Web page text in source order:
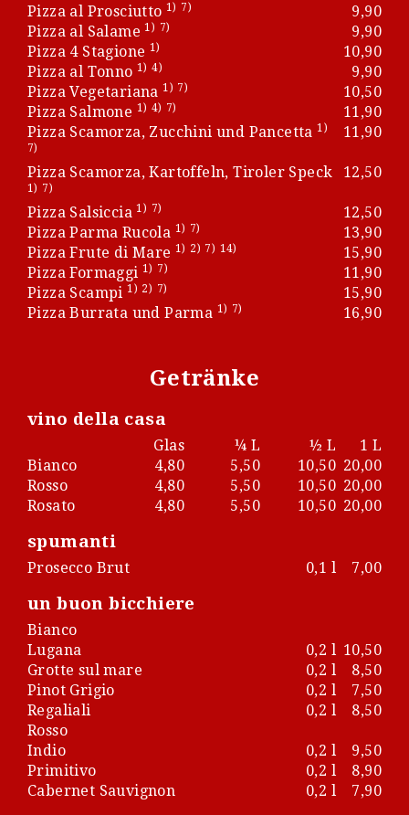
Pizza al Prosciutto 1) 7)
9,90
Pizza al Salame 1) 7)
9,90
Pizza 4 Stagione 1)
10,90
Pizza al Tonno 1) 4)
9,90
Pizza Vegetariana 1) 7)
10,50
Pizza Salmone 1) 4) 7)
11,90
Pizza Scamorza, Zucchini und Pancetta 1)
7)
11,90
Pizza Scamorza, Kartoffeln, Tiroler Speck
1) 7)
12,50
Pizza Salsiccia 1) 7)
12,50
Pizza Parma Rucola 1) 7)
13,90
Pizza Frute di Mare 1) 2) 7) 14)
15,90
Pizza Formaggi 1) 7)
11,90
Pizza Scampi 1) 2) 7)
15,90
Pizza Burrata und Parma 1) 7) 16,90
Getränke
vino della casa
Glas ¼ L ½ L
1 L
Bianco
4,80 5,50 10,50 20,00
Rosso
4,80 5,50 10,50 20,00
Rosato
4,80 5,50 10,50 20,00
spumanti
Prosecco Brut 0,1 l 7,00
un buon bicchiere
Bianco
Lugana
0,2 l 10,50
Grotte sul mare
0,2 l
8,50
Pinot Grigio
0,2 l
7,50
Regaliali
0,2 l
8,50
Rosso
Indio
0,2 l
9,50
Primitivo
0,2 l
8,90
Cabernet Sauvignon
0,2 l 7,90